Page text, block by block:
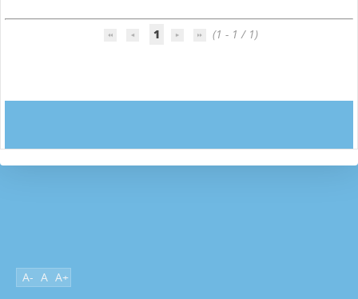
1 (1 - 1 / 1)
A- A A+